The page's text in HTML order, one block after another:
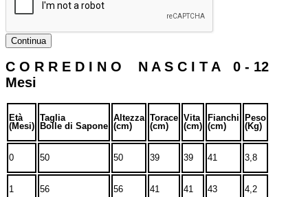
Continua
C O R R E D I N O N A S C I T A 0 - 12
Mesi
Età
(Mesi)
Taglia
Bolle di Sapone
Altezza
(cm)
Torace
(cm)
Vita
(cm)
Fianchi
(cm)
Peso
(Kg)
0 50 50 39 39 41 3,8
1 56 56 41 41 43 4,2